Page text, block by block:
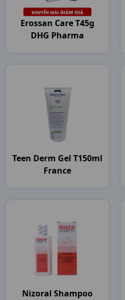
Erossan Care T45g
DHG Pharma
Teen Derm Gel T150ml
France
Nizoral Shampoo